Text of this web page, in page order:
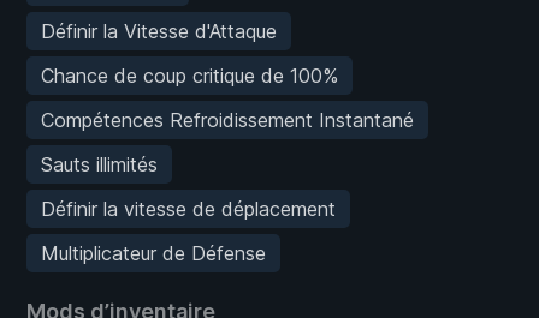
Définir la Vitesse d'Attaque
Chance de coup critique de 100%
Compétences Refroidissement Instantané
Sauts illimités
Définir la vitesse de déplacement
Multiplicateur de Défense
Mods d’inventaire